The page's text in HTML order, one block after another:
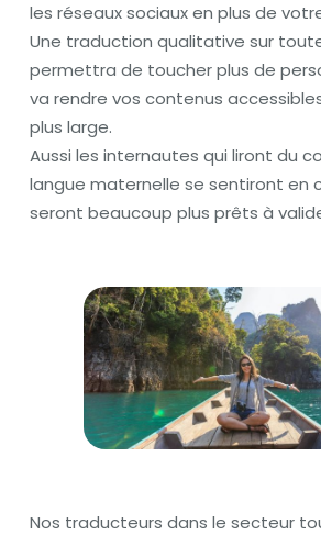
les réseaux sociaux en plus de
Une traduction qualitative sur
permettra de toucher plus de
va rendre vos contenus
plus large.
Aussi les internautes qui liront du
langue maternelle se sentiront en
seront beaucoup plus prêts à
Nos traducteurs dans le secteur